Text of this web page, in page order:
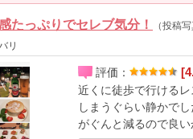
たっぷりでセレブ気分！
（投稿
リ
評価：
近くに徒歩で行ける
しまうぐらい静かで
がぐんと減るので良